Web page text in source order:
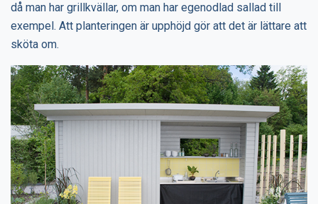
då man har grillkvällar, om man har egenodlad sallad till
exempel. Att planteringen är upphöjd gör att det är lättare att
sköta om.